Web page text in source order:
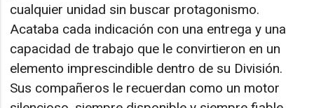
cualquier unidad sin buscar protagonismo.
Acataba cada indicación con una entrega y una
capacidad de trabajo que le convirtieron en un
elemento imprescindible dentro de su División.
Sus compañeros le recuerdan como un motor